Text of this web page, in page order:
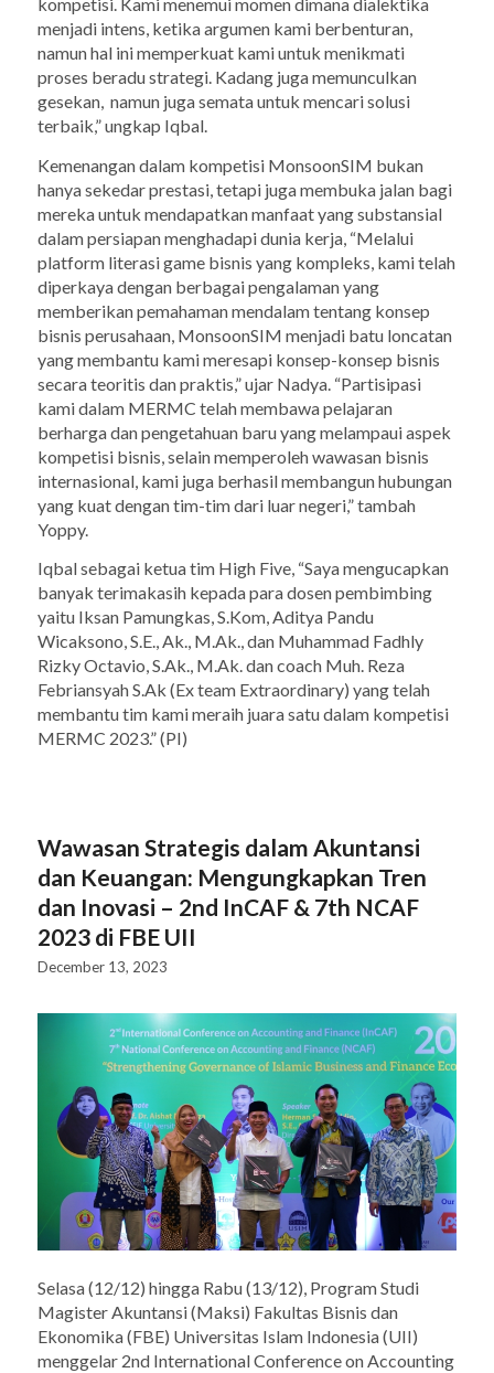
menjadi intens, ketika argumen kami berbenturan,
namun hal ini memperkuat kami untuk menikmati
proses beradu strategi. Kadang juga memunculkan
gesekan, namun juga semata untuk mencari solusi
terbaik,” ungkap Iqbal.
Kemenangan dalam kompetisi MonsoonSIM bukan
hanya sekedar prestasi, tetapi juga membuka jalan bagi
mereka untuk mendapatkan manfaat yang substansial
dalam persiapan menghadapi dunia kerja, “Melalui
platform literasi game bisnis yang kompleks, kami telah
diperkaya dengan berbagai pengalaman yang
memberikan pemahaman mendalam tentang konsep
bisnis perusahaan, MonsoonSIM menjadi batu loncatan
yang membantu kami meresapi konsep-konsep bisnis
secara teoritis dan praktis,” ujar Nadya. “Partisipasi
kami dalam MERMC telah membawa pelajaran
berharga dan pengetahuan baru yang melampaui aspek
kompetisi bisnis, selain memperoleh wawasan bisnis
internasional, kami juga berhasil membangun hubungan
yang kuat dengan tim-tim dari luar negeri,” tambah
Yoppy.
Iqbal sebagai ketua tim High Five, “Saya mengucapkan
banyak terimakasih kepada para dosen pembimbing
yaitu Iksan Pamungkas, S.Kom, Aditya Pandu
Wicaksono, S.E., Ak., M.Ak., dan Muhammad Fadhly
Rizky Octavio, S.Ak., M.Ak. dancoachMuh. Reza
Febriansyah S.Ak (Ex team Extraordinary) yang telah
membantu tim kami meraih juara satu dalam kompetisi
MERMC 2023.” (PI)
Wawasan Strategis dalam Akuntansi
dan Keuangan: Mengungkapkan Tren
dan Inovasi – 2nd InCAF & 7th NCAF
2023 di FBE UII
December 13, 2023
Selasa (12/12) hingga Rabu (13/12), Program Studi
Magister Akuntansi (Maksi) Fakultas Bisnis dan
Ekonomika (FBE) Universitas Islam Indonesia (UII)
menggelar 2nd International Conference on Accounting